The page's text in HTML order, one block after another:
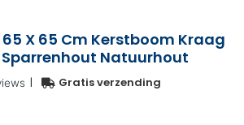
X 65 Cm Kerstboom Kraag
Natuurhout
| Gratis verzending